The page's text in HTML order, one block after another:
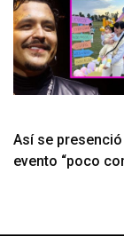
Así se
evento “poco